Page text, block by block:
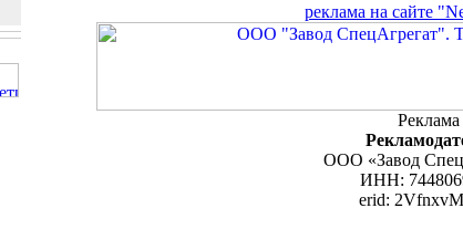
реклама на сайте
Реклама
ООО «Завод
ИНН:
erid: